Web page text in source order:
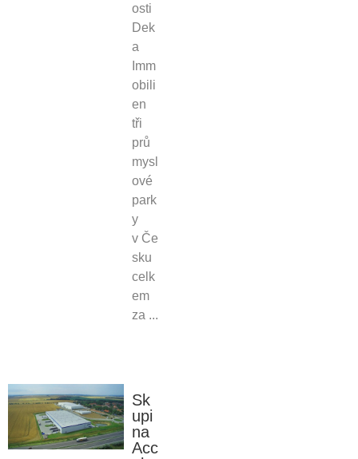
osti
Dek
a
Imm
obili
en
tři
prů
mysl
ové
park
y
v Če
sku
celk
em
za ...
Sk
upi
na
Acc